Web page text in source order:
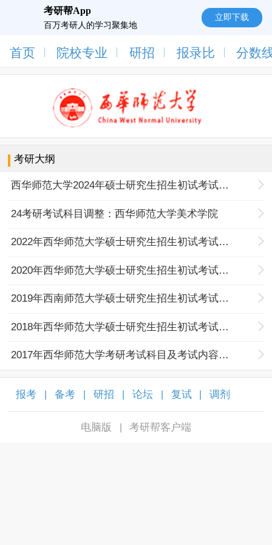
考研帮App
百万考研人的学习聚集地
立即下载
首页 院校专业 研招 报录比 分数
考研大纲
西华师范大学2024年硕士研究生招生初试考试科目考试范围‍‍
24考研考试科目调整：西华师范大学美术学院
2022年西华师范大学硕士研究生招生初试考试科目考试范围‍‍
2020年西华师范大学硕士研究生招生初试考试科目考试范围‍‍​
2019年西南师范大学硕士研究生招生初试考试科目考试范围
2018年西华师范大学硕士研究生招生初试考试科目考试范围
2017年西华师范大学考研考试科目及考试内容范围
报考 备考 研招 论坛 复试 调剂
电脑版 考研帮客户端